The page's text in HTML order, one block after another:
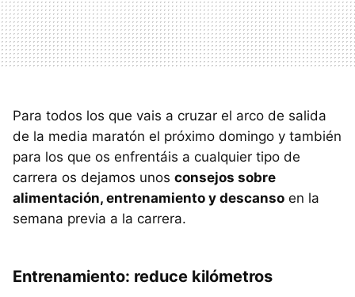
Para todos los que vais a cruzar el arco de salida
de la media maratón el próximo domingo y también
para los que os enfrentáis a cualquier tipo de
carrera os dejamos unos consejos sobre
alimentación, entrenamiento y descanso en la
semana previa a la carrera.
Entrenamiento: reduce kilómetros